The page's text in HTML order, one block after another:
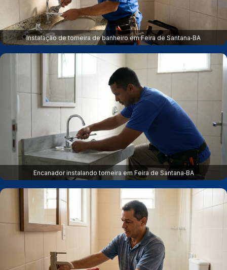
Instalação de torneira de banheiro em Feira de Santana‑BA
Encanador instalando torneira em Feira de Santana‑BA